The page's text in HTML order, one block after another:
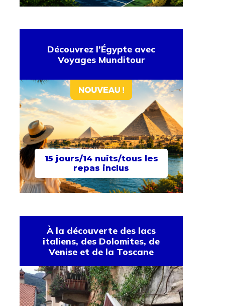
Découvrez l’Égypte avec
Voyages Munditour
15 jours/14 nuits/tous les
repas inclus
À la découverte des lacs
italiens, des Dolomites, de
Venise et de la Toscane